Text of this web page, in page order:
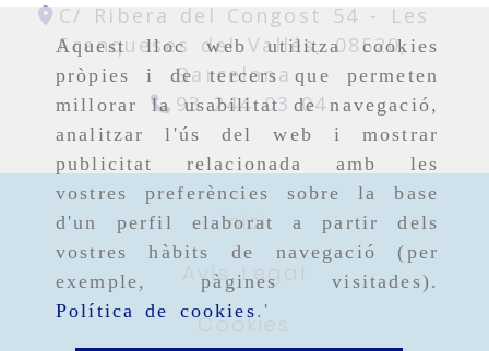
Aquest lloc web utilitza cookies
pròpies i de tercers que permeten
millorar la usabilitat de navegació,
analitzar l'ús del web i mostrar
publicitat relacionada amb les
vostres preferències sobre la base
d'un perfil elaborat a partir dels
vostres hàbits de navegació (per
exemple, pàgines visitades).
Política de cookies.'
C/ Ribera del Congost 54 -
Les
Franqueses del Vallés,08520,
Barcelona
93 244 03 04
Inici
Avís Legal
Cookies